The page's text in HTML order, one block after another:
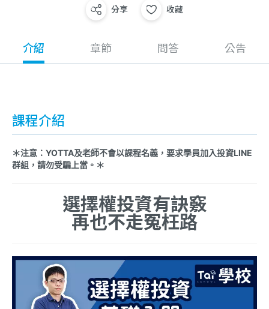
分享 收藏
介紹 章節 問答 公告
課程介紹
＊注意：YOTTA及老師不會以課程名義，要求學員加入投資LINE
群組，請勿受騙上當。＊
選擇權投資有訣竅
再也不走冤枉路